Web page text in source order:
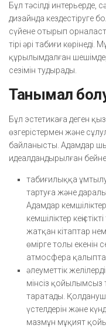
Бұл тәсілді интерьерде,
дизайнда кездестіруге
сүйене отырып
тірі әрі табиғи
құрылымдалған
сезімін тудырады.
Танымал
Бұл эстетикаға деген
өзгерістермен және
байланысты. Адамдар
идеалдандырылған
табиғилыққа
тартуға және
Адамдар
кемшіліктер
жатқан кітаптар
өмірге толы екенін
атмосфера
әлеуметтік
мінсіз қойылымсыз
таратады.
үстелдерін және
мазмұн мұқият